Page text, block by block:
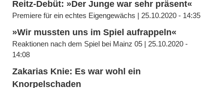
Reitz-Debüt: »Der Junge war sehr präsent«
Premiere für ein echtes Eigengewächs | 25.10.2020 - 14:35
»Wir mussten uns im Spiel aufrappeln«
Reaktionen nach dem Spiel bei Mainz 05 | 25.10.2020 -
14:08
Zakarias Knie: Es war wohl ein
Knorpelschaden